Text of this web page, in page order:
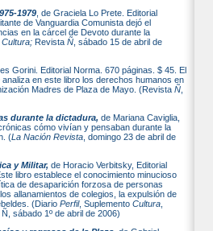
1979 , de Graciela Lo Prete. Editorial
de Vanguardia Comunista dejó el
en la cárcel de Devoto durante la
Cultura; Revista Ñ , sábado 15 de abril de
Gorini. Editorial Norma. 670 páginas. $ 45. El
analiza en este libro los derechos humanos en
Madres de Plaza de Mayo. (Revista Ñ
durante la dictadura, de Mariana Caviglia,
cómo vivían y pensaban durante la
(La Nación Revista , domingo 23 de abril de
y Militar, de Horacio Verbitsky, Editorial
libro establece el conocimiento minucioso
de desaparición forzosa de personas
allanamientos de colegios, la expulsión de
(Diario Perfil, Suplemento Cultura
sábado 1º de abril de 2006)